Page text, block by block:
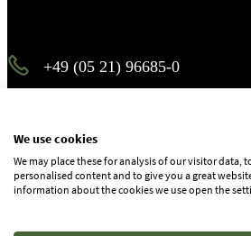
+49 (05 21) 96685-0
Instagram
We use cookies
We may place these for analysis of our visitor data,
personalised content and to give you a great
information about the cookies we use open the